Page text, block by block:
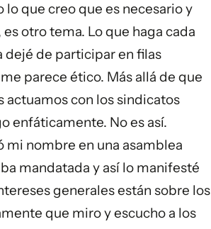
que creo que es necesario y
otro tema. Lo que haga cada
dejé de participar en filas
parece ético. Más allá de que
actuamos con los sindicatos
enfáticamente. No es así.
mi nombre en una asamblea
mandatada y así lo manifesté
generales están sobre los
que miro y escucho a los